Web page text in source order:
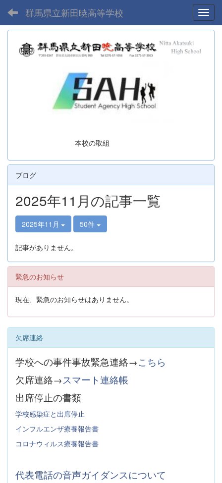
群馬県立新田暁高等学校
本校の取組
ブログ
2025年11月の記事一覧
2025年11月 50件
記事がありません。
緊急のお知らせ
現在、緊急のお知らせはありません。
欠席連絡
学校への事件事故緊急連絡→こちら
欠席連絡→スマート連絡帳
出席停止の書類
学校感染症と出席停止
インフルエンザ療養報告書
コロナウィルス療養報告書
代表電話の音声ガイダンスについて